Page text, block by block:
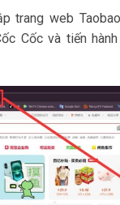
trang web
Cốc và tiến